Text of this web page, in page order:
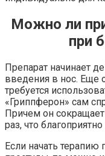
Можно ли
при
Препарат начинает
введения в нос. Еще
требуется
«Гриппферон» сам
Причем он
раз, что
Если начать